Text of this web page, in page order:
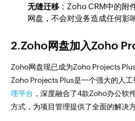
无缝迁移 ：Zoho CRM中的附
网盘，不会对业务造成任何影
2.Zoho网盘加入Zoho
​Zoho网盘现已成为Zoho Projects
Zoho Projects Plus是一个强大的人
理平台 ，深度融合了4款Zoho办公软
方式，为项目管理提供了全面的解决